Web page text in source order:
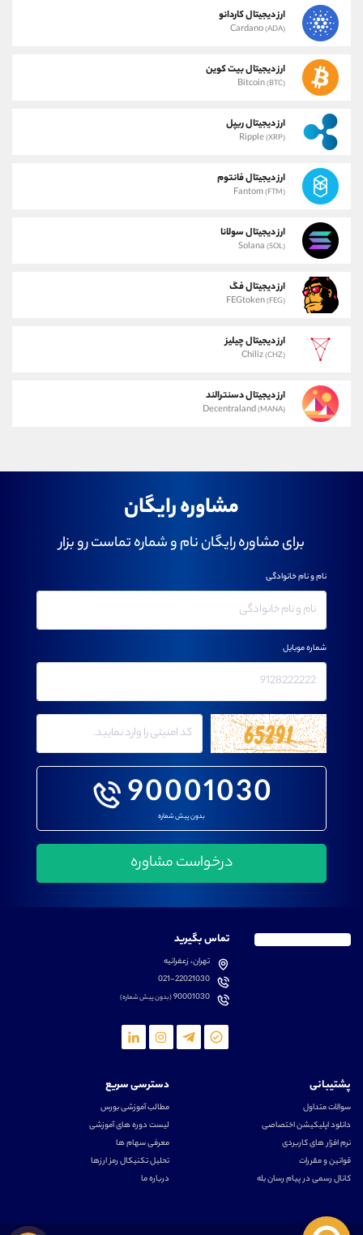
ارز دیجیتال کاردانو
Cardano(ADA)
ارز دیجیتال بیت کوین
Bitcoin(BTC)
ارز دیجیتال ریپل
Ripple(XRP)
ارز دیجیتال فانتوم
Fantom(FTM)
ارز دیجیتال سولانا
Solana (SOL)
ارز دیجیتال فگ
FEGtoken(FEG)
ارز دیجیتال چیلیز
Chiliz(CHZ)
ارز دیجیتال دسنترالند
Decentraland(MANA)
مشاوره رایگان
برای مشاوره رایگان نام و شماره تماست رو بزار
90001030
بدون پیش شماره
نام و نام خانوادگی
شماره موبایل
تماس بگیرید
تهران، زعفرانیه
021-22021030
90001030(بدون پیش شماره)
پشتیبانی
سوالات متداول
دانلود اپلیکیشن اختصاصی
نرم افزار های کاربردی
قوانین و مقررات
کانال رسمی در پیام رسان بله
دسترسی سریع
مطالب آموزشی بورس
لیست دوره های آموزشی
معرفی سهام ها
تحلیل تکنیکال رمز ارزها
درباره ما